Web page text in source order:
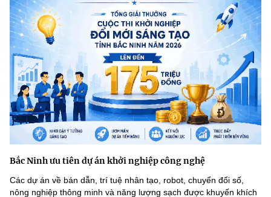
Bắc Ninh ưu tiên dự án khởi nghiệp công nghệ
Các dự án về bán dẫn, trí tuệ nhân tạo, robot, chuyển đổi số,
nông nghiệp thông minh và năng lượng sạch được khuyến khích